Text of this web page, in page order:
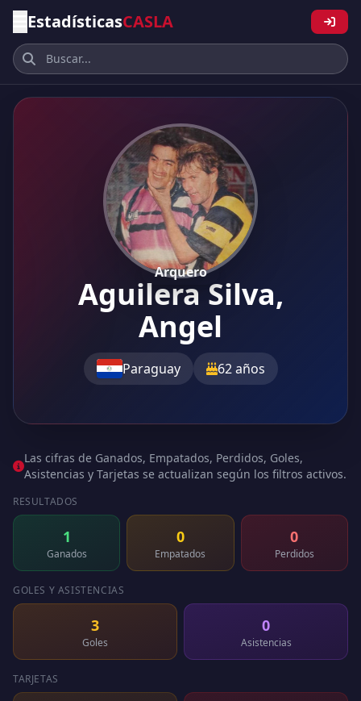
EstadísticasCASLA
Arquero
Aguilera Silva,
Angel
Paraguay 62 años
Las cifras de Ganados, Empatados, Perdidos, Goles,
Asistencias y Tarjetas se actualizan según los filtros activos.
RESULTADOS
1
Ganados
0
Empatados
0
Perdidos
GOLES Y ASISTENCIAS
3
Goles
0
Asistencias
TARJETAS